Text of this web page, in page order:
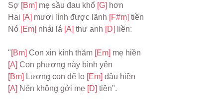
Sợ [Bm] mẹ sầu đau khổ [G] hơn
Hai [A] mươi lính được lãnh [F#m] tiền
Nó [Em] nhái lá [A] thư anh [D] liền:
"[Bm] Con xin kính thăm [Em] mẹ hiền
[A] Con phương này bình yên
[Bm] Lương con để lo [Em] dâu hiền
[A] Nên không gởi mẹ [D] tiền".